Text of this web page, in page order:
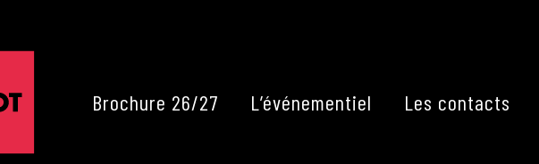
Brochure 26/27 L’événementiel Les contacts